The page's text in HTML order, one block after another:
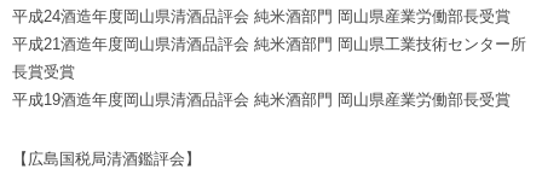
平成24酒造年度岡山県清酒品評会 純米酒部門 岡山県産業労働部長受賞
平成21酒造年度岡山県清酒品評会 純米酒部門 岡山県工業技術センター所
長賞受賞
平成19酒造年度岡山県清酒品評会 純米酒部門 岡山県産業労働部長受賞
【広島国税局清酒鑑評会】